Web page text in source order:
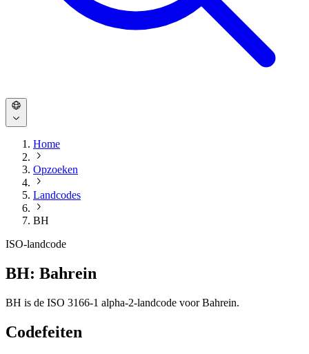
Home
Opzoeken
Landcodes
BH
ISO-landcode
BH: Bahrein
BH is de ISO 3166-1 alpha-2-landcode voor Bahrein.
Codefeiten